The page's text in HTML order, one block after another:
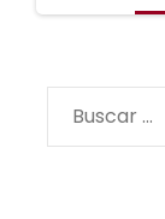
Buscar: